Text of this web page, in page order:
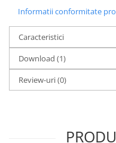
Accesorii profil U
Mana curenta profil U
sticla
Accesorii mana curenta
Balcon frantuzesc
Cleme montanti
Informatii conformitate
Caracteristici
Download (1)
Review-uri(0)